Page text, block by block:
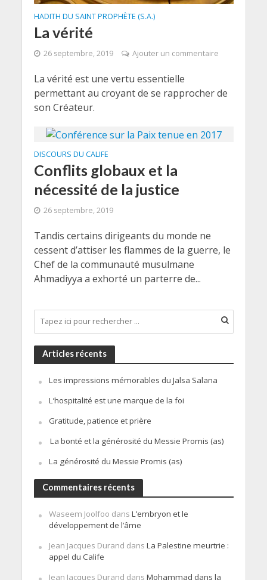
HADITH DU SAINT PROPHÈTE (S.A.)
La vérité
26 septembre, 2019 Ajouter un commentaire
La vérité est une vertu essentielle
permettant au croyant de se rapprocher de
son Créateur.
DISCOURS DU CALIFE
Conflits globaux et la
nécessité de la justice
26 septembre, 2019
Tandis certains dirigeants du monde ne
cessent d’attiser les flammes de la guerre, le
Chef de la communauté musulmane
Ahmadiyya a exhorté un parterre de...
Articles récents
Les impressions mémorables du Jalsa Salana
L’hospitalité est une marque de la foi
Gratitude, patience et prière
La bonté et la générosité du Messie Promis (as)
La générosité du Messie Promis (as)
Commentaires récents
Waseem Joolfoo dans L’embryon et le
développement de l’âme
Jean Jacques Durand dans La Palestine meurtrie :
appel du Calife
Jean Jacques Durand dans Mohammad dans la